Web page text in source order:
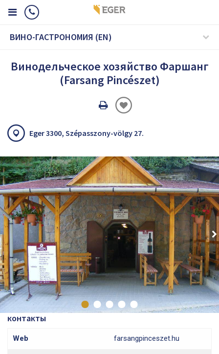
ВИНО-ГАСТРОНОМИЯ (EN)
Винодельческое хозяйство Фаршанг
(Farsang Pincészet)
Oldal
Eger 3300, Szépasszony-völgy 27.
контакты
Web farsangpinceszet.hu